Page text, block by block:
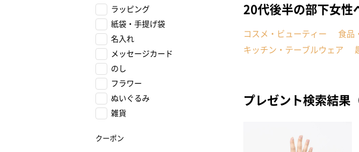
ラッピング
紙袋・手提げ袋
名入れ
メッセージカード
のし
フラワー
ぬいぐるみ
雑貨
クーポン
20代後半の部下女性
コスメ・ビューティー 食品
キッチン・テーブルウェア
プレゼント検索結果